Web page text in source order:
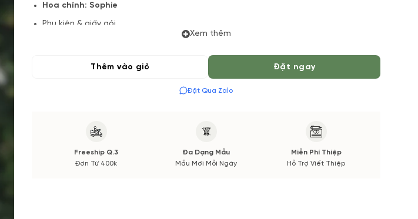
Hoa chính:Sophie
Phụ kiện & giấy gói
trong mẫu theo mùa sẽ không có hoặc chất lượng không đảm bảo nếu có thay đổi sẽ
được thông báo đến cho bạn.
Vuonhoatuoi.vn đảm bảo định lượng, tone màu, kiểu dáng cũng như chất lượng hoa tươi
Xem thêm
Thêm vào giỏ Đặt ngay
Đặt Qua Zalo
Freeship Q.3
Đơn Từ 400k
Đa Dạng Mẫu
Mẫu Mới Mỗi Ngày
Miễn Phí Thiệp
Hỗ Trợ Viết Thiệp